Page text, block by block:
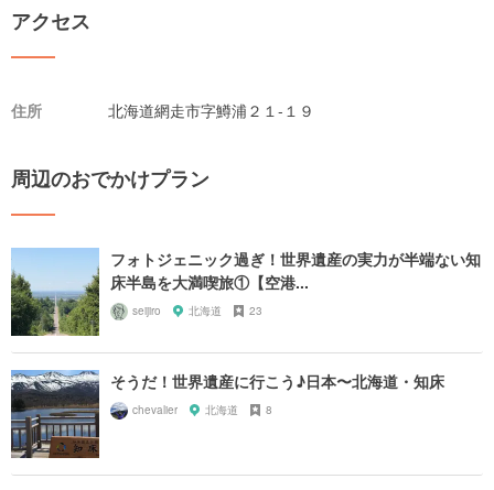
アクセス
住所 北海道網走市字鱒浦２１-１９
周辺のおでかけプラン
フォトジェニック過ぎ！世界遺産の実力が半端ない知
床半島を大満喫旅①【空港...
seijiro 北海道 23
そうだ！世界遺産に行こう♪日本〜北海道・知床
chevalier 北海道 8